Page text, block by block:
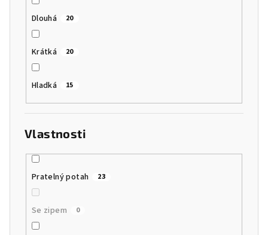
Dlouhá 20
Krátká 20
Hladká 15
Vlastnosti
Pratelný potah 23
Se zipem 0